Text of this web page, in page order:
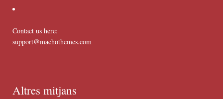
Contact us here:
support@machothemes.com
Altres mitjans